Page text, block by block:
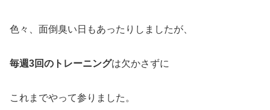
色々、面倒臭い日もあったりしましたが、
毎週3回のトレーニングは欠かさずに
これまでやって参りました。